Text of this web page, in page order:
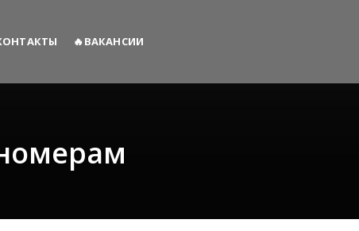
🔥ВАКАНСИИ